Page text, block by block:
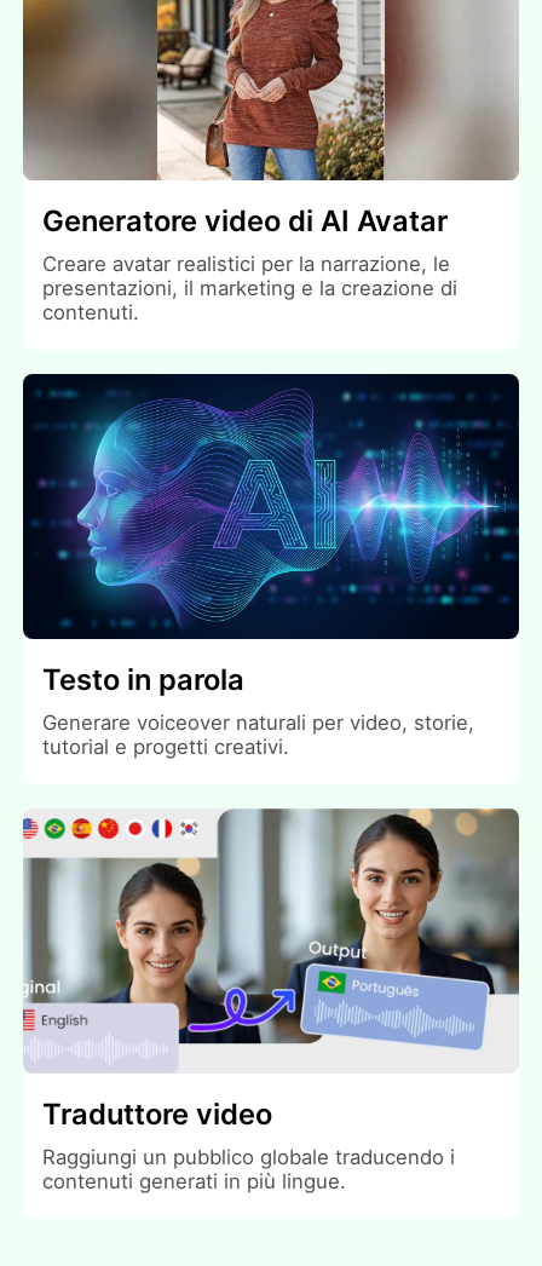
Generatore video di AI Avatar
Creare avatar realistici per la narrazione, le
presentazioni, il marketing e la creazione di
contenuti.
Testo in parola
Generare voiceover naturali per video, storie,
tutorial e progetti creativi.
Traduttore video
Raggiungi un pubblico globale traducendo i
contenuti generati in più lingue.